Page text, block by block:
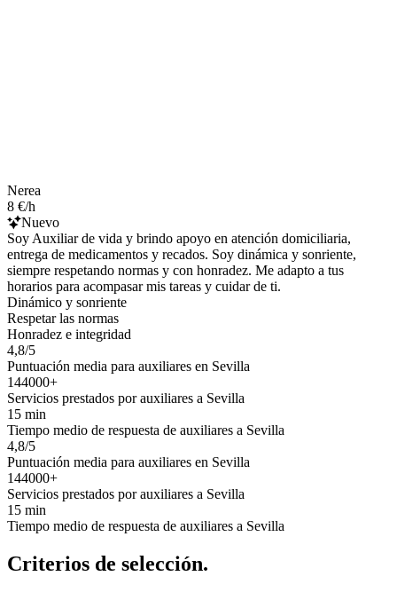
Nerea
8 €/h
Nuevo
Soy Auxiliar de vida y brindo apoyo en atención domiciliaria,
entrega de medicamentos y recados. Soy dinámica y sonriente,
siempre respetando normas y con honradez. Me adapto a tus
horarios para acompasar mis tareas y cuidar de ti.
Dinámico y sonriente
Respetar las normas
Honradez e integridad
4,8/5
Puntuación media para auxiliares en Sevilla
144000+
Servicios prestados por auxiliares a Sevilla
15 min
Tiempo medio de respuesta de auxiliares a Sevilla
4,8/5
Puntuación media para auxiliares en Sevilla
144000+
Servicios prestados por auxiliares a Sevilla
15 min
Tiempo medio de respuesta de auxiliares a Sevilla
Criterios de selección.